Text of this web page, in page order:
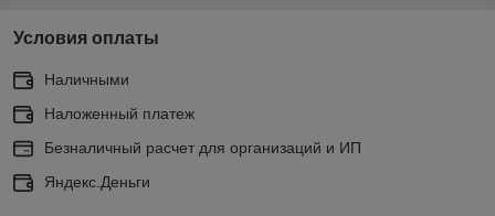
Условия оплаты
Наличными
Наложенный платеж
Безналичный расчет для организаций и ИП
Яндекс.Деньги